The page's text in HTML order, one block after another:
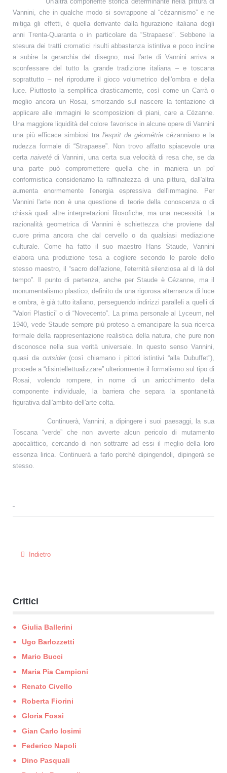
Vannini, che in qualche modo si sovrappone al “cézannismo” e ne
mitiga gli effetti, è quella derivante dalla figurazione italiana degli
anni Trenta-Quaranta o in particolare da “Strapaese”. Sebbene la
stesura dei tratti cromatici risulti abbastanza istintiva e poco incline
a subire la gerarchia del disegno, mai l'arte di Vannini arriva a
sconfessare del tutto la grande tradizione italiana – e toscana
soprattutto – nel riprodurre il gioco volumetrico dell'ombra e della
luce. Piuttosto la semplifica drasticamente, così come un Carrà o
meglio ancora un Rosai, smorzando sul nascere la tentazione di
applicare alle immagini le scomposizioni di piani, care a Cézanne.
Una maggiore liquidità del colore favorisce in alcune opere di Vannini
una più efficace simbiosi tra l'esprit de géométrie cézanniano e la
rudezza formale di “Strapaese”. Non trovo affatto spiacevole una
certa naivetédi Vannini, una certa sua velocità di resa che, se da
una parte può compromettere quella che in maniera un po'
conformistica consideriamo la raffinatezza di una pittura, dall'altra
aumenta enormemente l'energia espressiva dell'immagine. Per
Vannini l'arte non è una questione di teorie della conoscenza o di
chissà quali altre interpretazioni filosofiche, ma una necessità. La
razionalità geometrica di Vannini è schiettezza che proviene dal
cuore prima ancora che dal cervello o da qualsiasi mediazione
culturale. Come ha fatto il suo maestro Hans Staude, Vannini
elabora una produzione tesa a cogliere secondo le parole dello
stesso maestro, il “sacro dell'azione, l'eternità silenziosa al di là del
tempo”. Il punto di partenza, anche per Staude è Cézanne, ma il
monumentalismo plastico, definito da una rigorosa alternanza di luce
e ombra, è già tutto italiano, perseguendo indirizzi paralleli a quelli di
“Valori Plastici” o di “Novecento”. La prima personale al Lyceum, nel
1940, vede Staude sempre più proteso a emancipare la sua ricerca
formale della rappresentazione realistica della natura, che pure non
disconosce nella sua verità universale. In questo senso Vannini,
quasi da outsider(così chiamano i pittori istintivi “alla Dubuffet”),
procede a “disintellettualizzare” ulteriormente il formalismo sul tipo di
Rosai, volendo rompere, in nome di un arricchimento della
componente individuale, la barriera che separa la spontaneità
figurativa dall'ambito dell'arte colta.
Continuerà, Vannini, a dipingere i suoi paesaggi, la sua
Toscana “verde” che non avverte alcun pericolo di mutamento
apocalittico, cercando di non sottrarre ad essi il meglio della loro
essenza lirica. Continuerà a farlo perché dipingendoli, dipingerà se
stesso.
Indietro
Critici
Giulia Ballerini
Ugo Barlozzetti
Mario Bucci
Maria Pia Campioni
Renato Civello
Roberta Fiorini
Gloria Fossi
Gian Carlo Iosimi
Federico Napoli
Dino Pasquali